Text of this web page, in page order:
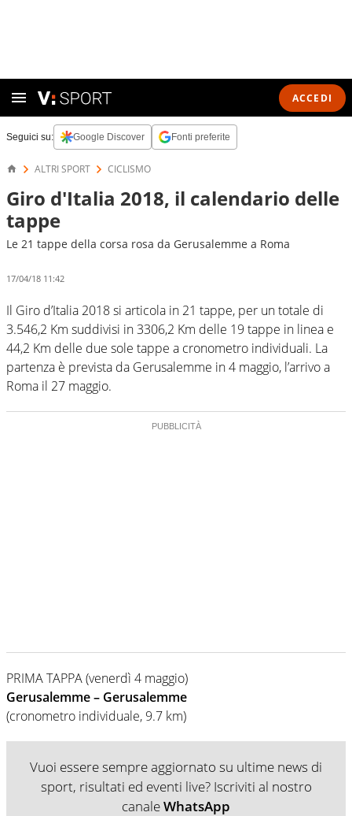
ACCEDI
Seguici su: Google Discover Fonti preferite
ALTRI SPORT CICLISMO
Giro d'Italia 2018, il calendario delle
tappe
Le 21 tappe della corsa rosa da Gerusalemme a Roma
17/04/18 11:42
Il Giro d’Italia 2018 si articola in 21 tappe, per un totale di
3.546,2 Km suddivisi in 3306,2 Km delle 19 tappe in linea e
44,2 Km delle due sole tappe a cronometro individuali. La
partenza è prevista da Gerusalemme in 4 maggio, l’arrivo a
Roma il 27 maggio.
PRIMA TAPPA (venerdì 4 maggio)
Gerusalemme – Gerusalemme
(cronometro individuale, 9.7 km)
Vuoi essere sempre aggiornato su ultime news di
sport, risultati ed eventi live? Iscriviti al nostro
canaleWhatsApp